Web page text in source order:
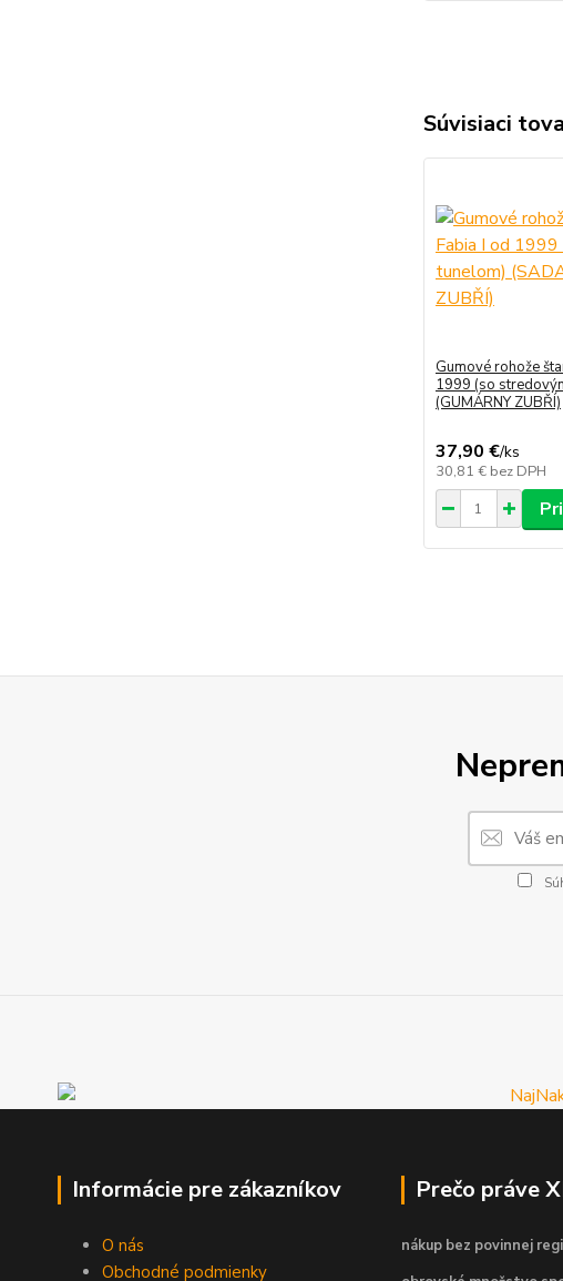
Súvisiaci
Gumové rohože
1999 (so
(GUMÁRNY ZUBŘÍ)
37,90 €/ks
30,81 € bez DPH
Informácie pre zákazníkov
O nás
Obchodné podmienky
Prečo práve
nákup bez povinnej